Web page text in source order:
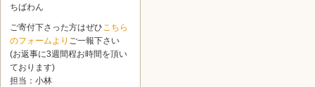
ちばわん
ご寄付下さった方はぜひこちら
のフォームより ご一報下さい
(お返事に3週間程お時間を頂い
ております)
担当：小林